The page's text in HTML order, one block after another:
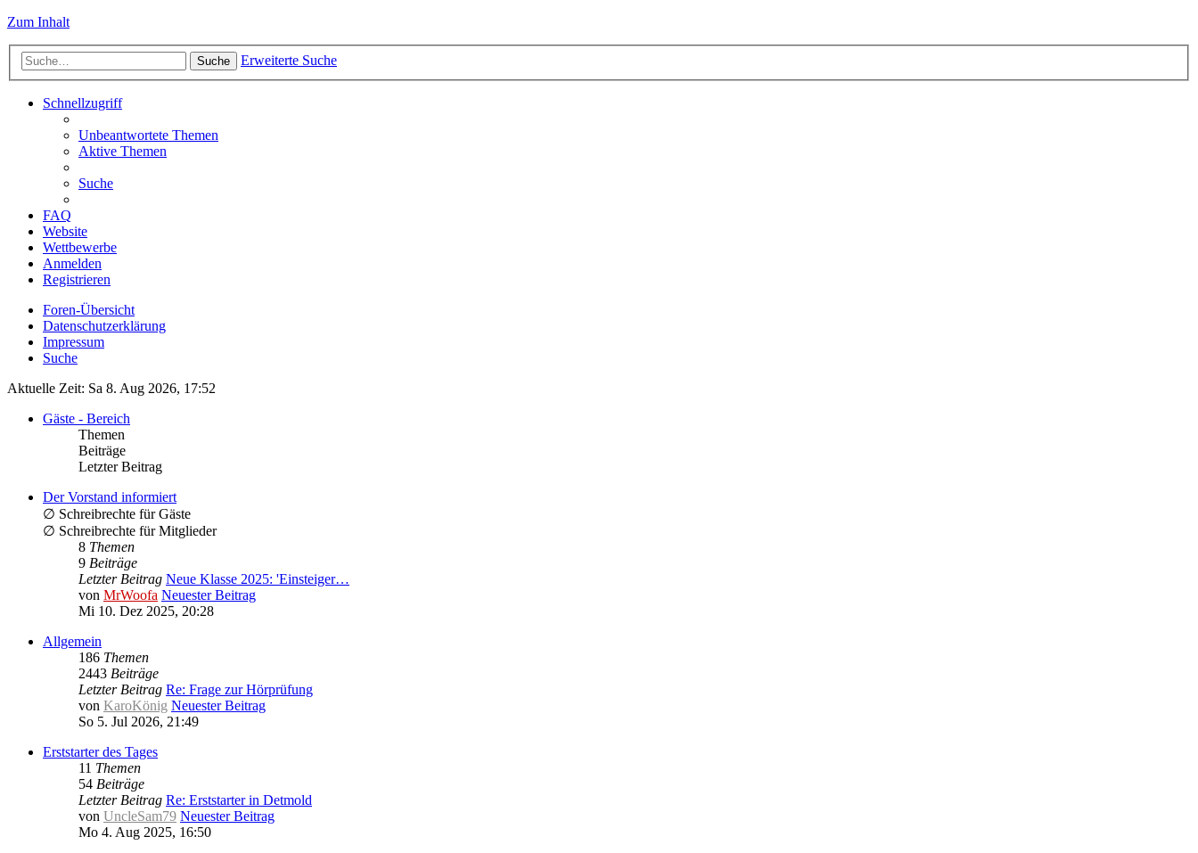
Zum Inhalt
Suche Erweiterte Suche
Schnellzugriff
Unbeantwortete Themen
Aktive Themen
Suche
FAQ
Website
Wettbewerbe
Anmelden
Registrieren
Foren-Übersicht
Datenschutzerklärung
Impressum
Suche
Aktuelle Zeit: Sa 8. Aug 2026, 17:52
Gäste - Bereich
Themen
Beiträge
Letzter Beitrag
Der Vorstand informiert
∅ Schreibrechte für Gäste
∅ Schreibrechte für Mitglieder
8 Themen
9 Beiträge
Letzter Beitrag Neue Klasse 2025: 'Einsteiger…
von MrWoofa Neuester Beitrag
Mi 10. Dez 2025, 20:28
Allgemein
186 Themen
2443 Beiträge
Letzter Beitrag Re: Frage zur Hörprüfung
von KaroKönig Neuester Beitrag
So 5. Jul 2026, 21:49
Erststarter des Tages
11 Themen
54 Beiträge
Letzter Beitrag Re: Erststarter in Detmold
von UncleSam79 Neuester Beitrag
Mo 4. Aug 2025, 16:50